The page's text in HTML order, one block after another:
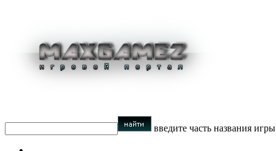
введите часть названия игры